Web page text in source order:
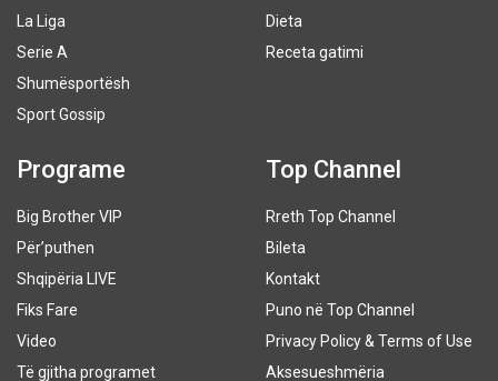
La Liga
Serie A
Shumësportësh
Sport Gossip
Dieta
Receta gatimi
Programe
Big Brother VIP
Për’puthen
Shqipëria LIVE
Fiks Fare
Video
Të gjitha programet
Top Channel
Rreth Top Channel
Bileta
Kontakt
Puno në Top Channel
Privacy Policy & Terms of Use
Aksesueshmëria